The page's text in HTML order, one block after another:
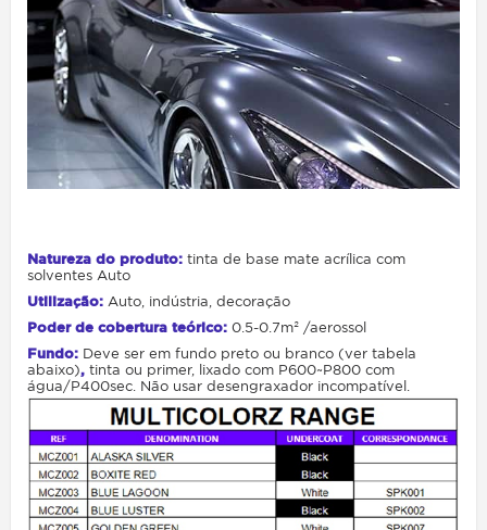
Natureza do produto: tinta de base mate acrílica com
solventes Auto
Utilização: Auto, indústria, decoração
Poder de cobertura teórico: 0.5-0.7m² /aerossol
Fundo: Deve ser em fundo preto ou branco (ver tabela
abaixo), tinta ou primer, lixado com P600~P800 com
água/P400sec. Não usar desengraxador incompatível.